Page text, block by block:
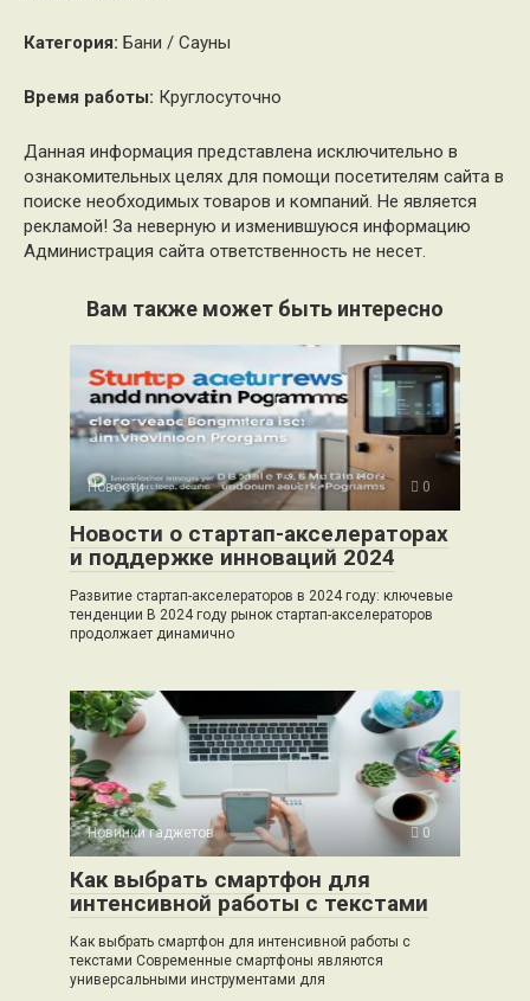
Категория: Бани / Сауны
Время работы: Круглосуточно
Данная информация представлена исключительно в
ознакомительных целях для помощи посетителям сайта в
поиске необходимых товаров и компаний. Не является
рекламой! За неверную и изменившуюся информацию
Администрация сайта ответственность не несет.
Вам также может быть интересно
Новости 0
Новости о стартап-акселераторах
и поддержке инноваций 2024
Развитие стартап-акселераторов в 2024 году: ключевые
тенденции В 2024 году рынок стартап-акселераторов
продолжает динамично
Новинки гаджетов 0
Как выбрать смартфон для
интенсивной работы с текстами
Как выбрать смартфон для интенсивной работы с
текстами Современные смартфоны являются
универсальными инструментами для